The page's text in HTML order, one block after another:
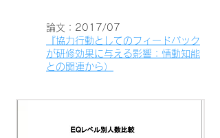
論文：2017/07
『協力行動としてのフィードバック
が研修効果に与える影響：情動知能
との関連から）